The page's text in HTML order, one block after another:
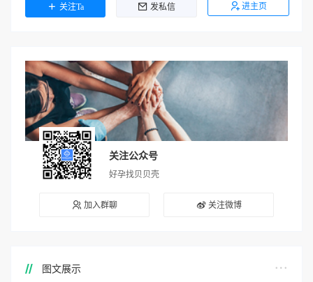
关注Ta 发私信 进主页
关注公众号
好孕找贝贝壳
加入群聊 关注微博
图文展示